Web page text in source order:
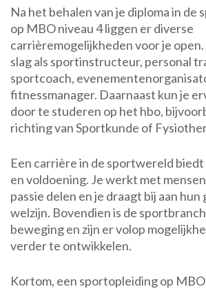
Na het behalen van je diploma in de
op MBO niveau 4 liggen er diverse
carrièremogelijkheden voor je open.
slag als sportinstructeur, personal
sportcoach,
fitnessmanager. Daarnaast kun je
door te studeren op het hbo,
richting van Sportkunde of
Een carrière in de sportwereld
en voldoening. Je werkt met
passie delen en je draagt bij aan hun
welzijn. Bovendien is de
beweging en zijn er volop
verder te ontwikkelen.
Kortom, een sportopleiding op MBO